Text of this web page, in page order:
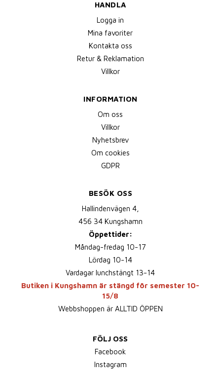
HANDLA
Logga in
Mina favoriter
Kontakta oss
Retur & Reklamation
Villkor
INFORMATION
Om oss
Villkor
Nyhetsbrev
Om cookies
GDPR
BESÖK OSS
Hallindenvägen 4,
456 34 Kungshamn
Öppettider:
Måndag-fredag 10-17
Lördag 10-14
Vardagar lunchstängt 13-14
Butiken i Kungshamn är stängd för semester 10-
15/8
Webbshoppen är ALLTID ÖPPEN
FÖLJ OSS
Facebook
Instagram